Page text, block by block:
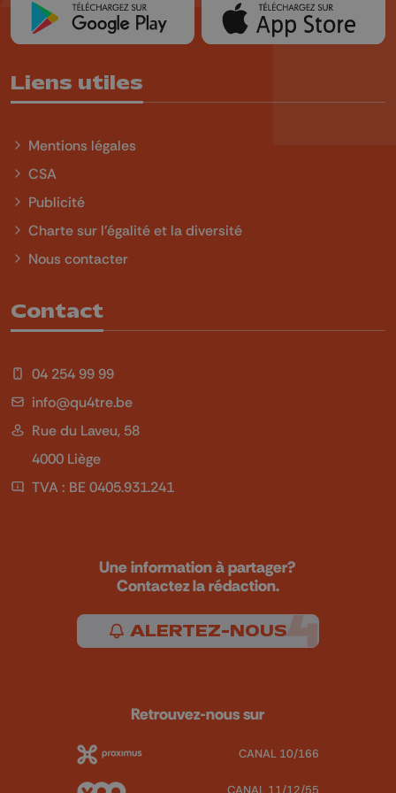
Liens utiles
Mentions légales
CSA
Publicité
Charte sur l'égalité et la diversité
Nous contacter
Contact
04 254 99 99
info@qu4tre.be
Rue du Laveu, 58
4000 Liège
TVA : BE 0405.931.241
Une information à partager?
Contactez la rédaction.
ALERTEZ-NOUS
Retrouvez-nous sur
CANAL 10/166
CANAL 11/12/55